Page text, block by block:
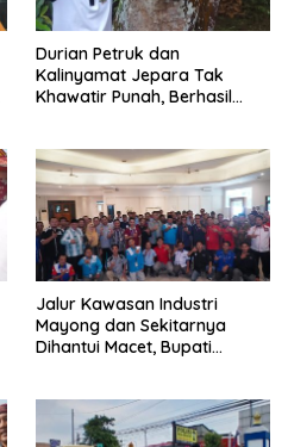
Durian Petruk dan
Kalinyamat Jepara Tak
Khawatir Punah, Berhasil
Jalur Kawasan Industri
Mayong dan Sekitarnya
Dihantui Macet, Bupati